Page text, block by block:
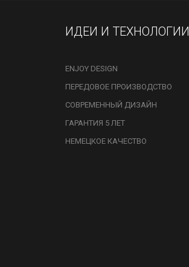
ИДЕИ И ТЕХНОЛОГИИ
ENJOY DESIGN
ПЕРЕДОВОЕ ПРОИЗВОДСТВО
СОВРЕМЕННЫЙ ДИЗАЙН
ГАРАНТИЯ 5 ЛЕТ
НЕМЕЦКОЕ КАЧЕСТВО